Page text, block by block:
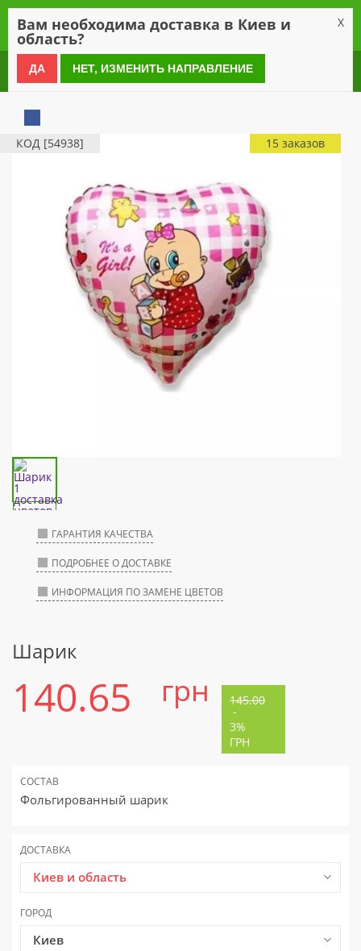
0 800 21 54 55
КОД [54938] 15 заказов
ГАРАНТИЯ КАЧЕСТВА
ПОДРОБНЕЕ О ДОСТАВКЕ
ИНФОРМАЦИЯ ПО ЗАМЕНЕ ЦВЕТОВ
Шарик
140.65 грн 145.00
-
3%
ГРН
СОСТАВ
Фольгированный шарик
ДОСТАВКА
Киев и область
ГОРОД
Киев
Вам необходима доставка в Киев и
область?
X
ДА НЕТ, ИЗМЕНИТЬ НАПРАВЛЕНИЕ